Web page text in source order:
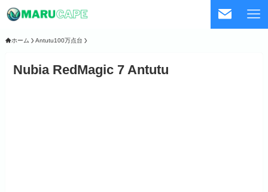
ホーム Antutu100万点台
Nubia RedMagic 7 Antutu